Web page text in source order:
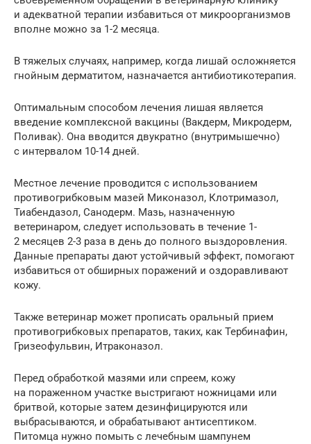
и адекватной терапии избавиться от микроорганизмов
вполне можно за 1-2 месяца.
В тяжелых случаях, например, когда лишай осложняется
гнойным дерматитом, назначается антибиотикотерапия.
Оптимальным способом лечения лишая является
введение комплексной вакцины (Вакдерм, Микродерм,
Поливак). Она вводится двукратно (внутримышечно)
с интервалом 10-14 дней.
Местное лечение проводится с использованием
противогрибковым мазей Миконазол, Клотримазол,
Тиабендазол, Санодерм. Мазь, назначенную
ветеринаром, следует использовать в течение 1-
2 месяцев 2-3 раза в день до полного выздоровления.
Данные препараты дают устойчивый эффект, помогают
избавиться от обширных поражений и оздоравливают
кожу.
Также ветеринар может прописать оральный прием
противогрибковых препаратов, таких, как Тербинафин,
Гризеофульвин, Итраконазол.
Перед обработкой мазями или спреем, кожу
на пораженном участке выстригают ножницами или
бритвой, которые затем дезинфицируются или
выбрасываются, и обрабатывают антисептиком.
Питомца нужно помыть с лечебным шампунем